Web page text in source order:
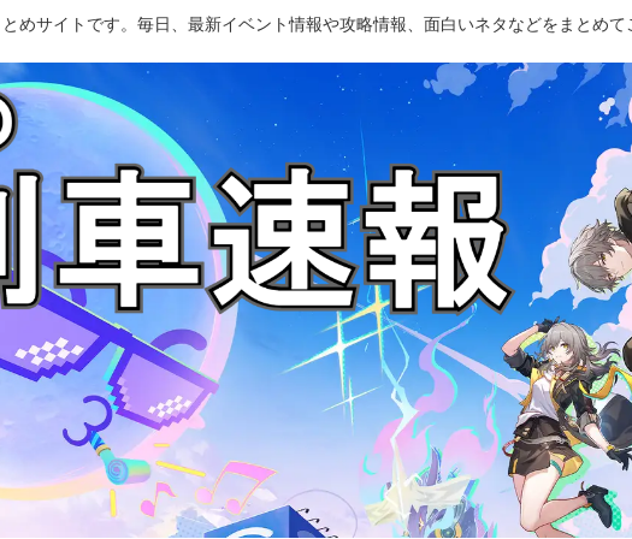
めサイトです。毎日、最新イベント情報や攻略情報、面白いネタなどをまとめて